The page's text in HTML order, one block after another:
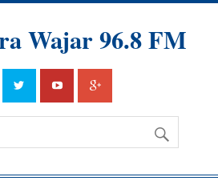
Wajar 96.8 FM